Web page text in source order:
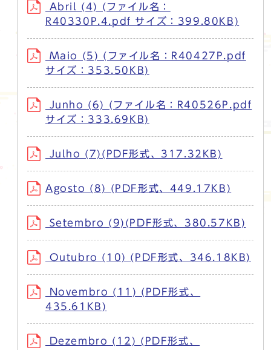
Abril (4) (ファイル名：
R40330P.4.pdf サイズ：399.80KB)
Maio (5) (ファイル名：R40427P.pdf
サイズ：353.50KB)
Junho (6) (ファイル名：R40526P.pdf
サイズ：333.69KB)
Julho (7)(PDF形式、317.32KB)
Agosto (8) (PDF形式、449.17KB)
Setembro (9)(PDF形式、380.57KB)
Outubro (10) (PDF形式、346.18KB)
Novembro (11) (PDF形式、
435.61KB)
Dezembro (12) (PDF形式、